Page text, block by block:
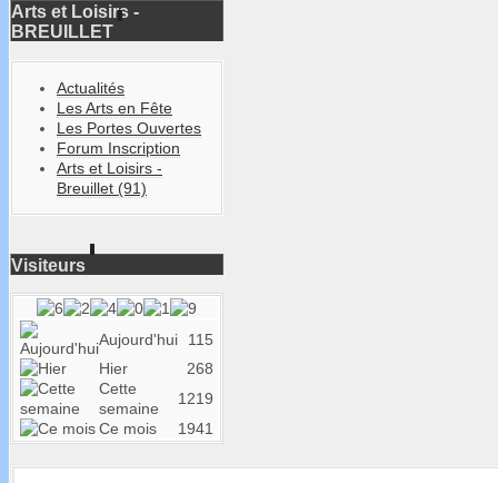
Arts et Loisirs -
BREUILLET
Actualités
Les Arts en Fête
Les Portes Ouvertes
Forum Inscription
Arts et Loisirs -
Breuillet (91)
Visiteurs
Aujourd'hui
115
Hier
268
Cette
semaine
1219
Ce mois
1941